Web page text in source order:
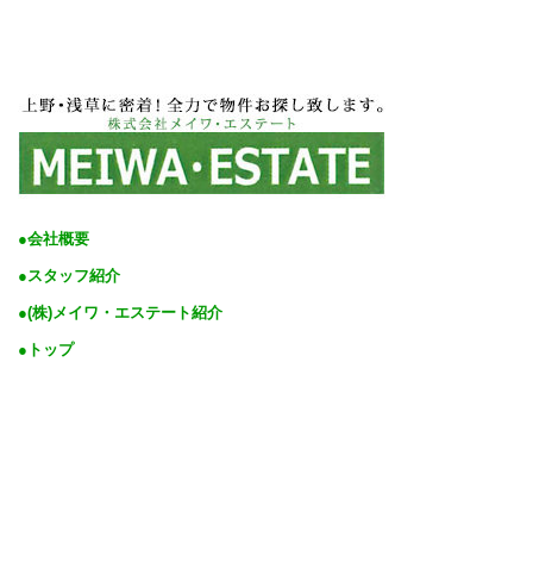
●会社概要
●スタッフ紹介
●(株)メイワ・エステート紹介
●トップ